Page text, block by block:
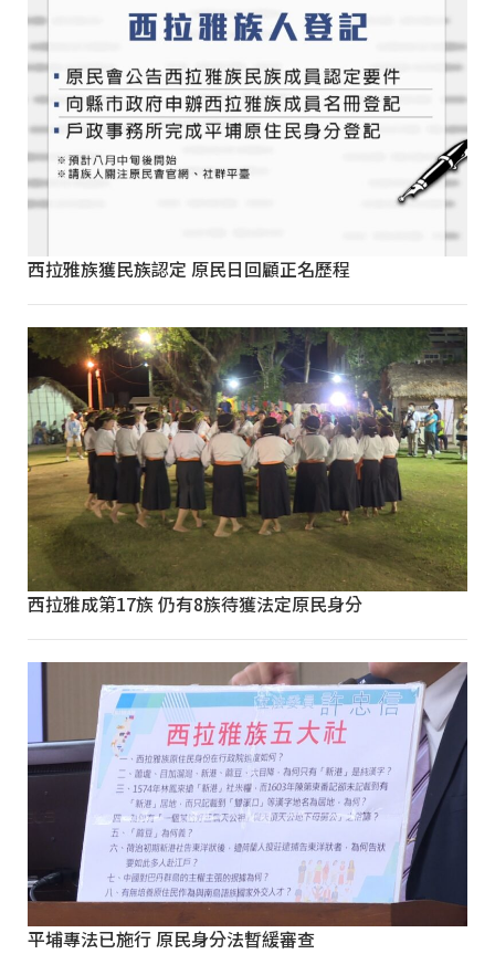
西拉雅族獲民族認定 原民日回顧正名歷程
西拉雅成第17族 仍有8族待獲法定原民身分
平埔專法已施行 原民身分法暫緩審查